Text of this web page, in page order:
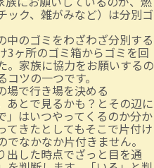
ック、雑がみなど）は分別ゴ
中のゴミをわざわざ分別する
3ヶ所のゴミ箱からゴミを回
。家族に協力をお願いするの
ツの一つです。
場で行き場を決める
あとで見るかも？とその辺に
」はいつやってくるのか分か
てきたとしてもそこで片付け
なかなか片付きません。
出した時点でざっと目を通